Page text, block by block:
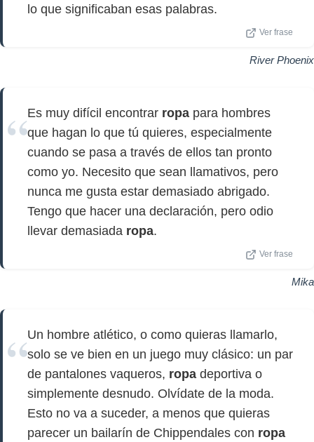
lo que significaban esas palabras.
Ver frase
River Phoenix
Es muy difícil encontrar ropa para hombres
que hagan lo que tú quieres, especialmente
cuando se pasa a través de ellos tan pronto
como yo. Necesito que sean llamativos, pero
nunca me gusta estar demasiado abrigado.
Tengo que hacer una declaración, pero odio
llevar demasiada ropa.
Ver frase
Mika
Un hombre atlético, o como quieras llamarlo,
solo se ve bien en un juego muy clásico: un par
de pantalones vaqueros, ropa deportiva o
simplemente desnudo. Olvídate de la moda.
Esto no va a suceder, a menos que quieras
parecer un bailarín de Chippendales con ropa